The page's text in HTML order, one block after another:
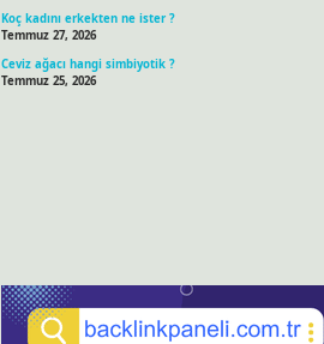
Koç kadını erkekten ne ister ?
Temmuz 27, 2026
Ceviz ağacı hangi simbiyotik ?
Temmuz 25, 2026